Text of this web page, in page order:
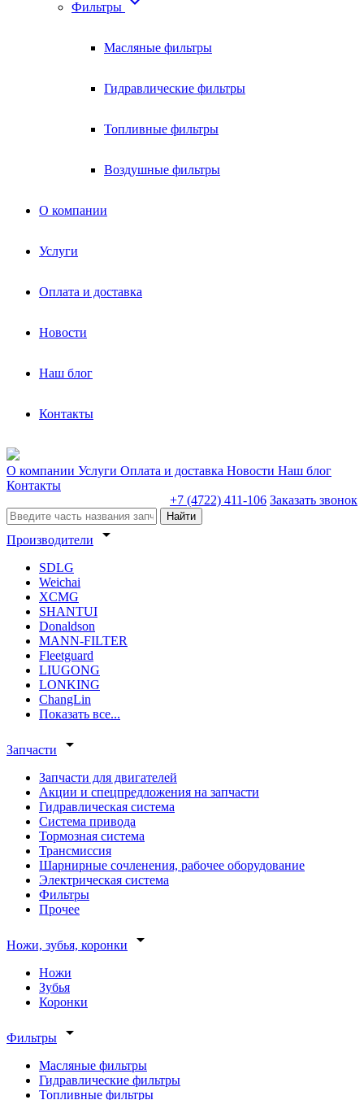
Фильтры
Масляные фильтры
Гидравлические фильтры
Топливные фильтры
Воздушные фильтры
О компании
Услуги
Оплата и доставка
Новости
Наш блог
Контакты
О компании Услуги Оплата и доставка Новости Наш блог
Контакты
+7 (4722) 411-106 Заказать звонок
Найти
Производители arrow_drop_down
SDLG
Weichai
XCMG
SHANTUI
Donaldson
MANN-FILTER
Fleetguard
LIUGONG
LONKING
ChangLin
Показать все...
Запчасти arrow_drop_down
Запчасти для двигателей
Акции и спецпредложения на запчасти
Гидравлическая система
Система привода
Тормозная система
Трансмиссия
Шарнирные сочленения, рабочее оборудование
Электрическая система
Фильтры
Прочее
Ножи, зубья, коронки arrow_drop_down
Ножи
Зубья
Коронки
Фильтры arrow_drop_down
Масляные фильтры
Гидравлические фильтры
Топливные фильтры